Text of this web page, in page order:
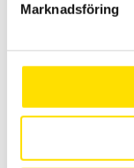
Marknadsföring
ETL